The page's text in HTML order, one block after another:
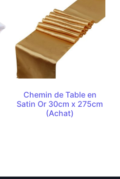
Chemin de Table en
Satin Or 30cm x 275cm
(Achat)